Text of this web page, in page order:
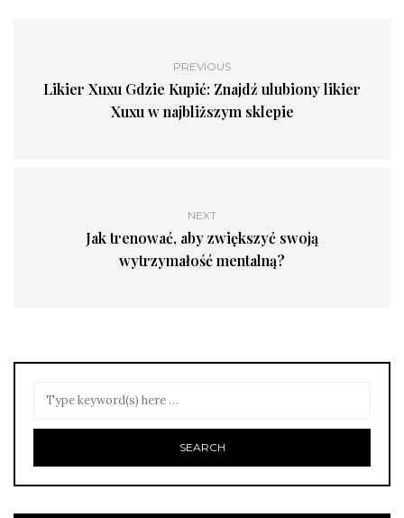
PREVIOUS
Likier Xuxu Gdzie Kupić: Znajdź ulubiony likier
Xuxu w najbliższym sklepie
NEXT
Jak trenować, aby zwiększyć swoją
wytrzymałość mentalną?